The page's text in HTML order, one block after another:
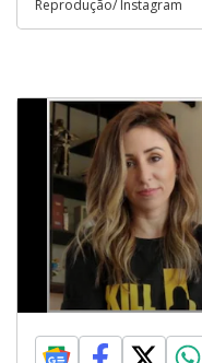
Reprodução/ Instagram